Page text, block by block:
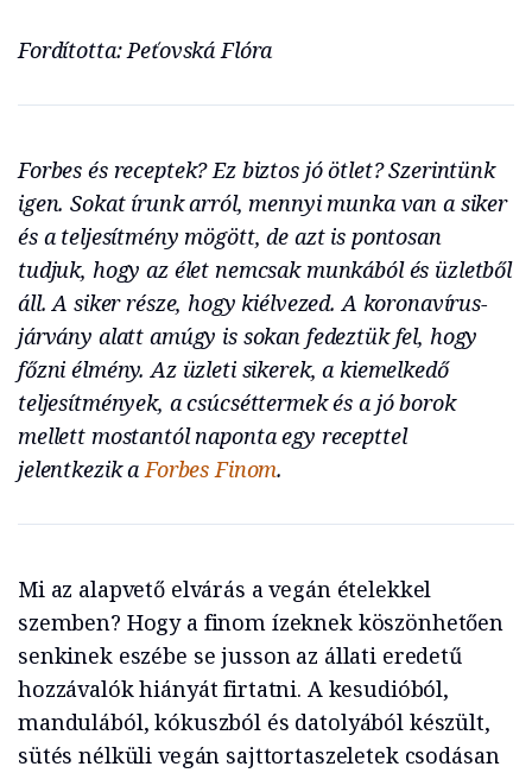
Fordította: Peťovská Flóra
Forbes és receptek? Ez biztos jó ötlet? Szerintünk
igen. Sokat írunk arról, mennyi munka van a siker
és a teljesítmény mögött, de azt is pontosan
tudjuk, hogy az élet nemcsak munkából és üzletből
áll. A siker része, hogy kiélvezed. A koronavírus-
járvány alatt amúgy is sokan fedeztük fel, hogy
főzni élmény. Az üzleti sikerek, a kiemelkedő
teljesítmények, a csúcséttermek és a jó borok
mellett mostantól naponta egy recepttel
jelentkezik aForbes Finom.
Mi az alapvető elvárás a vegán ételekkel
szemben? Hogy a finom ízeknek köszönhetően
senkinek eszébe se jusson az állati eredetű
hozzávalók hiányát firtatni. A kesudióból,
mandulából, kókuszból és datolyából készült,
sütés nélküli vegán sajttortaszeletek csodásan